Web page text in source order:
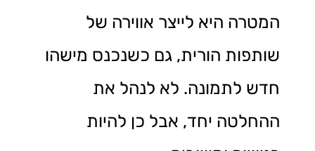
המטרה היא לייצר אווירה של
שותפות הורית, גם כשנכנס מישהו
חדש לתמונה. לא לנהל את
ההחלטה יחד, אבל כן להיות